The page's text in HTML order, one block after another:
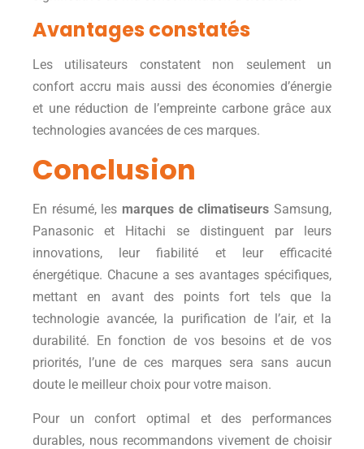
Avantages constatés
Les utilisateurs constatent non seulement un
confort accru mais aussi des économies d’énergie
et une réduction de l’empreinte carbone grâce aux
technologies avancées de ces marques.
Conclusion
En résumé, les marques de climatiseurs Samsung,
Panasonic et Hitachi se distinguent par leurs
innovations, leur fiabilité et leur efficacité
énergétique. Chacune a ses avantages spécifiques,
mettant en avant des points fort tels que la
technologie avancée, la purification de l’air, et la
durabilité. En fonction de vos besoins et de vos
priorités, l’une de ces marques sera sans aucun
doute le meilleur choix pour votre maison.
Pour un confort optimal et des performances
durables, nous recommandons vivement de choisir